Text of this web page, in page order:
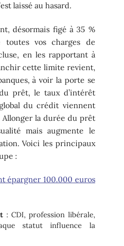
laissé au hasard.
désormais figé à 35 %
toutes vos charges de
en les rapportant à
cette limite revient,
à voir la porte se
prêt, le taux d’intérêt
du crédit viennent
la durée du prêt
mais augmente le
Voici les principaux
:
épargner 100.000 euros
: CDI, profession libérale,
statut influence la